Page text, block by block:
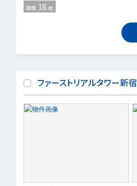
画像 18 枚
ファーストリアルタワー新宿